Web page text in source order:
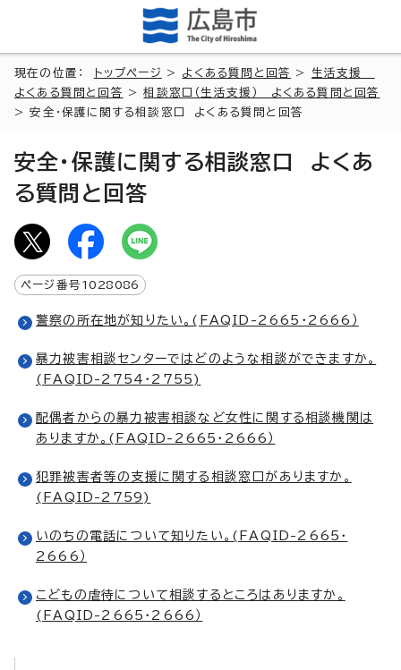
現在の位置： トップページ > よくある質問と回答 > 生活支援
よくある質問と回答
>相談窓口（生活支援） よくある質問と回答
> 安全・保護に関する相談窓口 よくある質問と回答
安全・保護に関する相談窓口 よくあ
る質問と回答
ページ番号 1028086
警察の所在地が知りたい。(FAQID-2665・2666）
暴力被害相談センターではどのような相談ができますか。
(FAQID-2754・2755)
配偶者からの暴力被害相談など女性に関する相談機関は
ありますか。(FAQID-2665・2666）
犯罪被害者等の支援に関する相談窓口がありますか。
(FAQID-2759)
いのちの電話について知りたい。(FAQID-2665・
2666）
こどもの虐待について相談するところはありますか。
(FAQID-2665・2666）